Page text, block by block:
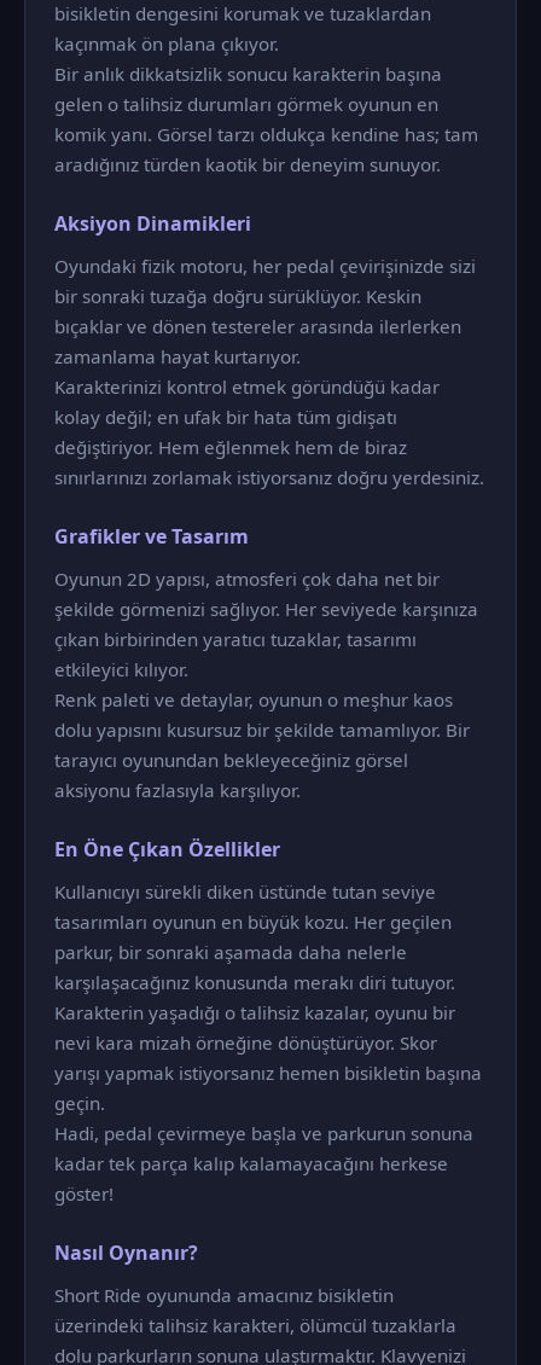
bisikletin dengesini korumak ve tuzaklardan
kaçınmak ön plana çıkıyor.
Bir anlık dikkatsizlik sonucu karakterin başına
gelen o talihsiz durumları görmek oyunun en
komik yanı. Görsel tarzı oldukça kendine has; tam
aradığınız türden kaotik bir deneyim sunuyor.
Aksiyon Dinamikleri
Oyundaki fizik motoru, her pedal çevirişinizde sizi
bir sonraki tuzağa doğru sürüklüyor. Keskin
bıçaklar ve dönen testereler arasında ilerlerken
zamanlama hayat kurtarıyor.
Karakterinizi kontrol etmek göründüğü kadar
kolay değil; en ufak bir hata tüm gidişatı
değiştiriyor. Hem eğlenmek hem de biraz
sınırlarınızı zorlamak istiyorsanız doğru yerdesiniz.
Grafikler ve Tasarım
Oyunun 2D yapısı, atmosferi çok daha net bir
şekilde görmenizi sağlıyor. Her seviyede karşınıza
çıkan birbirinden yaratıcı tuzaklar, tasarımı
etkileyici kılıyor.
Renk paleti ve detaylar, oyunun o meşhur kaos
dolu yapısını kusursuz bir şekilde tamamlıyor. Bir
tarayıcı oyunundan bekleyeceğiniz görsel
aksiyonu fazlasıyla karşılıyor.
En Öne Çıkan Özellikler
Kullanıcıyı sürekli diken üstünde tutan seviye
tasarımları oyunun en büyük kozu. Her geçilen
parkur, bir sonraki aşamada daha nelerle
karşılaşacağınız konusunda merakı diri tutuyor.
Karakterin yaşadığı o talihsiz kazalar, oyunu bir
nevi kara mizah örneğine dönüştürüyor. Skor
yarışı yapmak istiyorsanız hemen bisikletin başına
geçin.
Hadi, pedal çevirmeye başla ve parkurun sonuna
kadar tek parça kalıp kalamayacağını herkese
göster!
Nasıl Oynanır?
Short Ride oyununda amacınız bisikletin
üzerindeki talihsiz karakteri, ölümcül tuzaklarla
dolu parkurların sonuna ulaştırmaktır. Klavyenizi